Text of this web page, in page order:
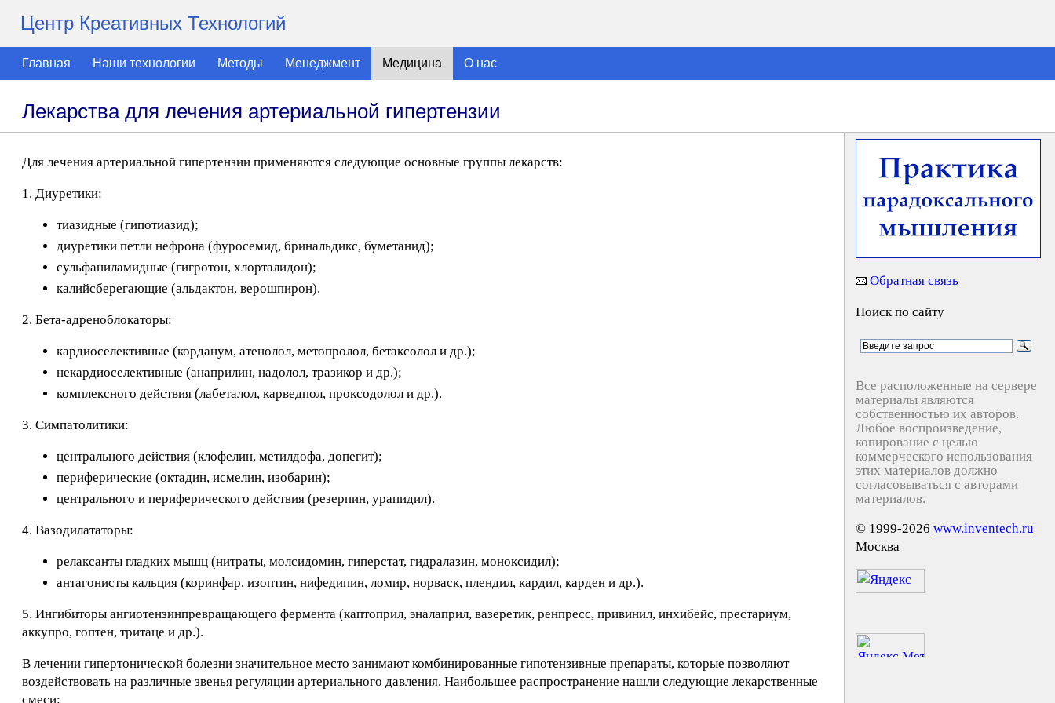
Центр Креативных Технологий
Главная Наши технологии Методы Менеджмент Медицина О нас
Лекарства для лечения артериальной гипертензии
Для лечения артериальной гипертензии применяются следующие основные группы лекарств:
1. Диуретики:
тиазидные (гипотиазид);
диуретики петли нефрона (фуросемид, бринальдикс, буметанид);
сульфаниламидные (гигротон, хлорталидон);
калийсберегающие (альдактон, верошпирон).
2. Бета-адреноблокаторы:
кардиоселективные (корданум, атенолол, метопролол, бетаксолол и др.);
некардиоселективные (анаприлин, надолол, тразикор и др.);
комплексного действия (лабеталол, карведпол, проксодолол и др.).
3. Симпатолитики:
центрального действия (клофелин, метилдофа, допегит);
периферические (октадин, исмелин, изобарин);
центрального и периферического действия (резерпин, урапидил).
4. Вазодилататоры:
релаксанты гладких мышц (нитраты, молсидомин, гиперстат, гидралазин, моноксидил);
антагонисты кальция (коринфар, изоптин, нифедипин, ломир, норваск, плендил, кардил, карден и др.).
5. Ингибиторы ангиотензинпревращающего фермента (каптоприл, эналаприл, вазеретик, ренпресс, привинил, инхибейс, престариум,
аккупро, гоптен, тритаце и др.).
В лечении гипертонической болезни значительное место занимают комбинированные гипотензивные препараты, которые позволяют
воздействовать на различные звенья регуляции артериального давления. Наибольшее распространение нашли следующие лекарственные
смеси:
Обратная связь
Поиск по сайту
Все расположенные на сервере
материалы являются
собственностью их авторов.
Любое воспроизведение,
копирование с целью
коммерческого использования
этих материалов должно
согласовываться с авторами
материалов.
© 1999-2026 www.inventech.ru
Москва